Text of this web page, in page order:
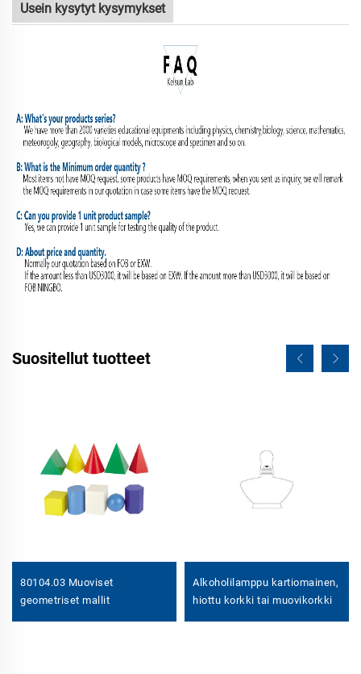
Usein kysytyt kysymykset
Suositellut tuotteet
80104.03 Muoviset
geometriset mallit
Alkoholilamppu kartiomainen,
hiottu korkki tai muovikorkki